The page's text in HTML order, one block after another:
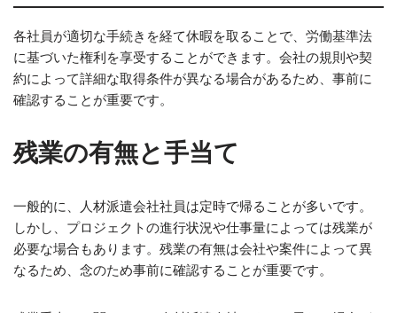
各社員が適切な手続きを経て休暇を取ることで、労働基準法
に基づいた権利を享受することができます。会社の規則や契
約によって詳細な取得条件が異なる場合があるため、事前に
確認することが重要です。
残業の有無と手当て
一般的に、人材派遣会社社員は定時で帰ることが多いです。
しかし、プロジェクトの進行状況や仕事量によっては残業が
必要な場合もあります。残業の有無は会社や案件によって異
なるため、念のため事前に確認することが重要です。